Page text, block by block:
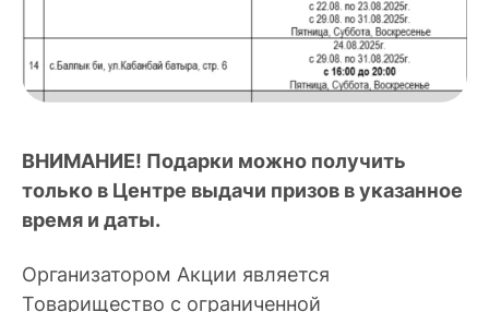
ВНИМАНИЕ! Подарки можно получить
только в Центре выдачи призов в указанное
время и даты.
Организатором Акции является
Товарищество с ограниченной